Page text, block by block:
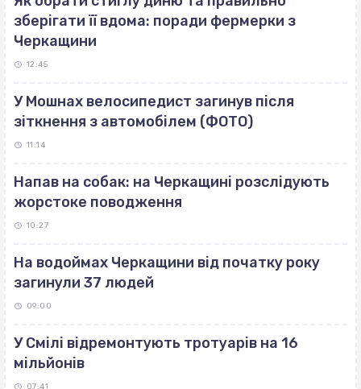
зберігати її вдома: поради фермерки з
Черкащини
12:45
У Мошнах велосипедист загинув після
зіткнення з автомобілем (ФОТО)
11:14
Напав на собак: на Черкащині розслідують
жорстоке поводження
10:27
На водоймах Черкащини від початку року
загинули 37 людей
09:00
У Смілі відремонтують тротуарів на 16
мільйонів
07:41